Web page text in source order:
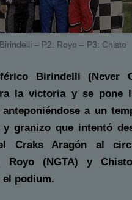
– P2: Royo – P3: Chisto
Birindelli (Never
la victoria y se pone
anteponiéndose a un
granizo que intentó
Craks Aragón al
Royo (NGTA) y
podium.